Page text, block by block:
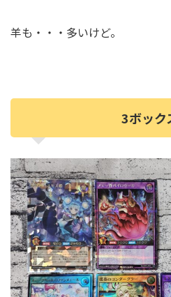
羊も・・・多いけど。
3ボック